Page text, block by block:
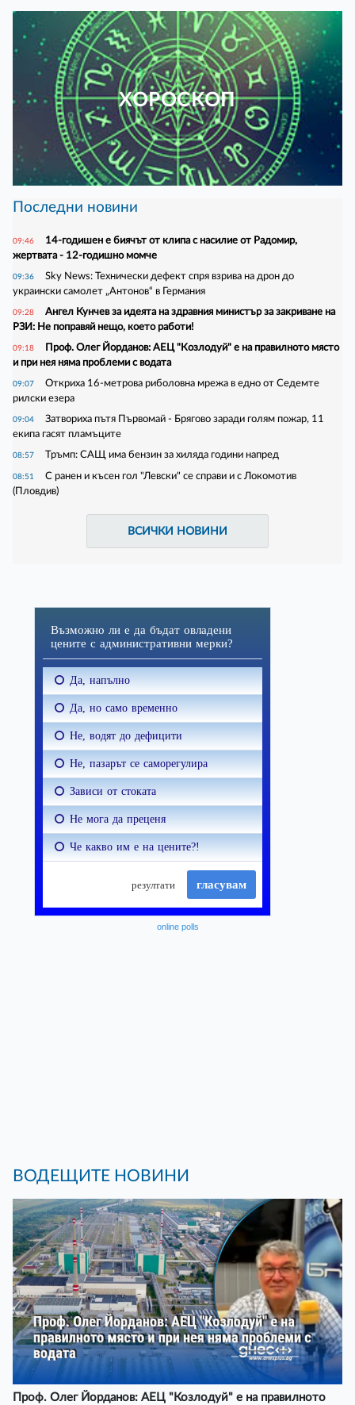
ХОРОСКОП
Последни новини
09:46
14-годишен е биячът от клипа с насилие от Радомир,
жертвата - 12-годишно момче
09:36
Sky News: Технически дефект спря взрива на дрон до
украински самолет „Антонов“ в Германия
09:28
Ангел Кунчев за идеята на здравния министър за закриване на
РЗИ: Не поправяй нещо, което работи!
09:18
Проф. Олег Йорданов: АЕЦ "Козлодуй" е на правилното място
и при нея няма проблеми с водата
09:07
Откриха 16-метрова риболовна мрежа в едно от Седемте
рилски езера
09:04
Затвориха пътя Първомай - Брягово заради голям пожар, 11
екипа гасят пламъците
08:57 Тръмп: САЩ има бензин за хиляда години напред
08:51
С ранен и късен гол "Левски" се справи и с Локомотив
(Пловдив)
ВСИЧКИ НОВИНИ
online polls
ВОДЕЩИТЕ НОВИНИ
Проф. Олег Йорданов: АЕЦ "Козлодуй" е на правилното